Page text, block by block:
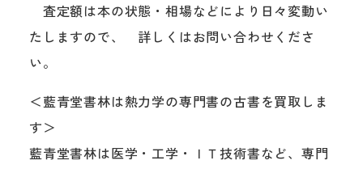
査定額は本の状態・相場などにより日々変動い
たしますので、 詳しくはお問い合わせくださ
い。
＜藍青堂書林は熱力学の専門書の古書を買取しま
す＞
藍青堂書林は医学・工学・ＩＴ技術書など、専門